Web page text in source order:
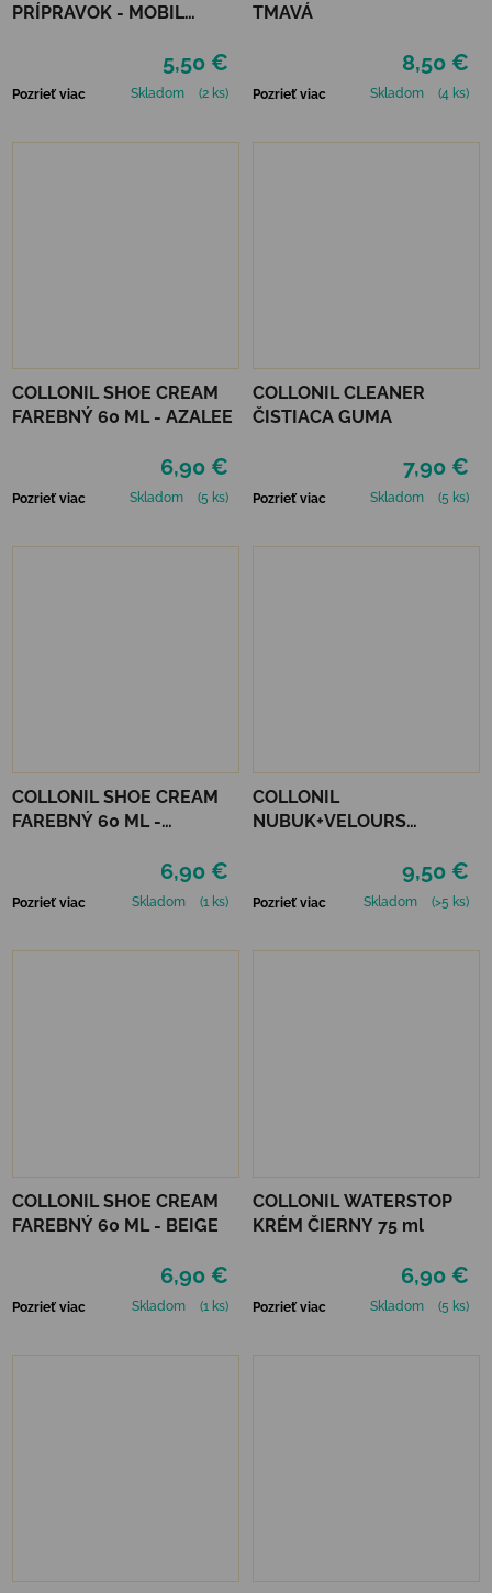
PRÍPRAVOK - MOBIL
5,50 €
Pozrieť viac Skladom (2 ks)
TMAVÁ
8,50 €
Pozrieť viac Skladom (4 ks)
COLLONIL SHOE CREAM
FAREBNÝ 60 ML - AZALEE
6,90 €
Pozrieť viac Skladom (5 ks)
COLLONIL CLEANER
ČISTIACA GUMA
7,90 €
Pozrieť viac Skladom (5 ks)
COLLONIL SHOE CREAM
FAREBNÝ 60 ML -
6,90 €
Pozrieť viac Skladom (1 ks)
COLLONIL
NUBUK+VELOURS
9,50 €
Pozrieť viac Skladom (>5 ks)
COLLONIL SHOE CREAM
FAREBNÝ 60 ML - BEIGE
6,90 €
Pozrieť viac Skladom (1 ks)
COLLONIL WATERSTOP
KRÉM ČIERNY 75 ml
6,90 €
Pozrieť viac Skladom (5 ks)